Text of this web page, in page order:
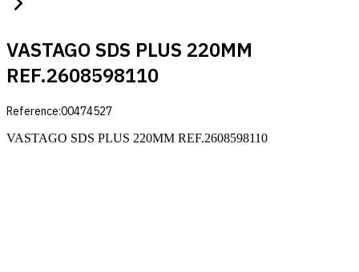
VASTAGO SDS PLUS 220MM
REF.2608598110
Reference:00474527
VASTAGO SDS PLUS 220MM REF.2608598110